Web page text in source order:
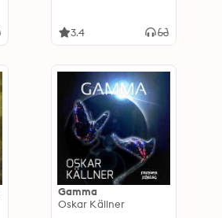
3.4
Gamma
Oskar Källner